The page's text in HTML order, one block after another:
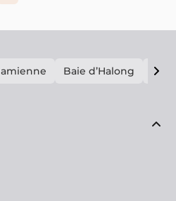
Baie d’Halong E